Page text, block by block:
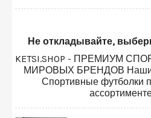
Не откладывайте,
KETSI.SHOP - ПРЕМИУМ
МИРОВЫХ БРЕНДОВ Наши
Спортивные футболки